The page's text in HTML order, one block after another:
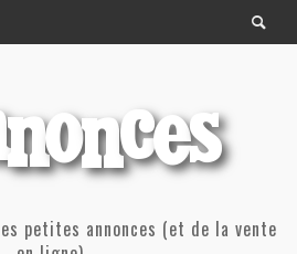
petites annonces (et de la vente